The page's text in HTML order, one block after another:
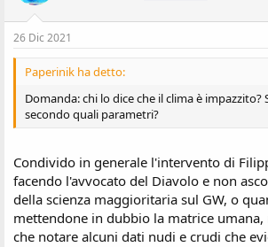
26 Dic 2021
Paperinik ha detto:
Domanda: chi lo dice che il clima è impazzito?
secondo quali parametri?
Condivido in generale l'intervento di
facendo l'avvocato del Diavolo e non
della scienza maggioritaria sul GW, o
mettendone in dubbio la matrice
che notare alcuni dati nudi e crudi che